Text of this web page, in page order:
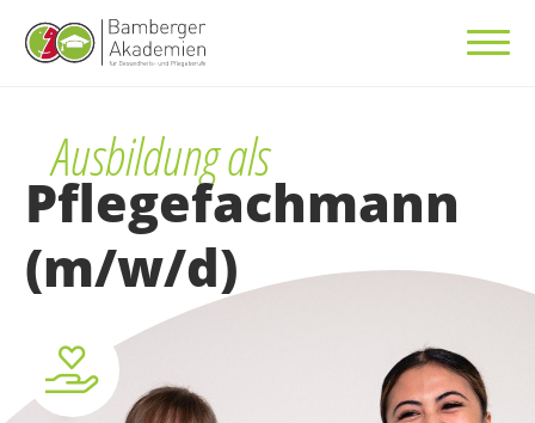
Ausbildung als
Pflegefachmann
(m/w/d)